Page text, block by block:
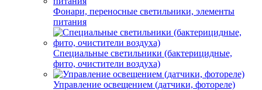
Фонари, переносные светильники, элементы
питания
Специальные светильники (бактерицидные,
фито, очистители воздуха)
Управление освещением (датчики, фотореле)